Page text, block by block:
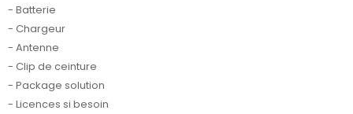
- Batterie
- Chargeur
- Antenne
- Clip de ceinture
- Package solution
- Licences si besoin